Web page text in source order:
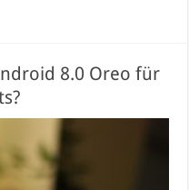
8.0 Oreo für